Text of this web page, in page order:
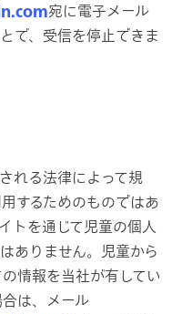
宛に電子メール
で、受信を停止できま
れる法律によって規
するためのものではあ
トを通じて児童の個人
ありません。児童から
情報を当社が有してい
は、メール